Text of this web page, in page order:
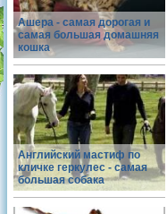
Ашера - самая дорогая и
самая большая домашняя
кошка
Английский мастиф по
кличке геркулес - самая
большая собака